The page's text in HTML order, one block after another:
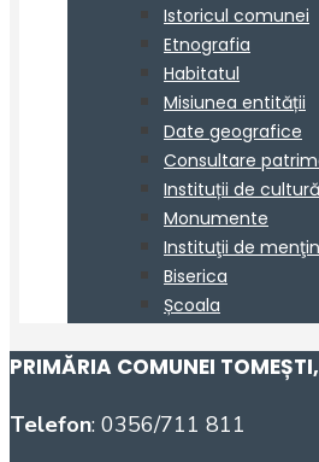
PRIMĂRIA COMUNEI TOMEȘTI,
Telefon: 0356/711 811